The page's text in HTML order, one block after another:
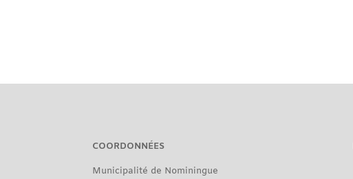
COORDONNÉES
Municipalité de Nominingue